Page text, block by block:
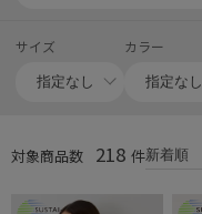
サイズ カラー
対象商品数 218 件